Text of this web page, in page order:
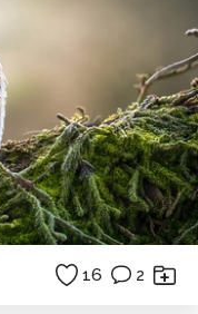
16 2